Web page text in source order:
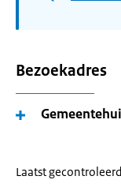
Bezoekadres
Laatst